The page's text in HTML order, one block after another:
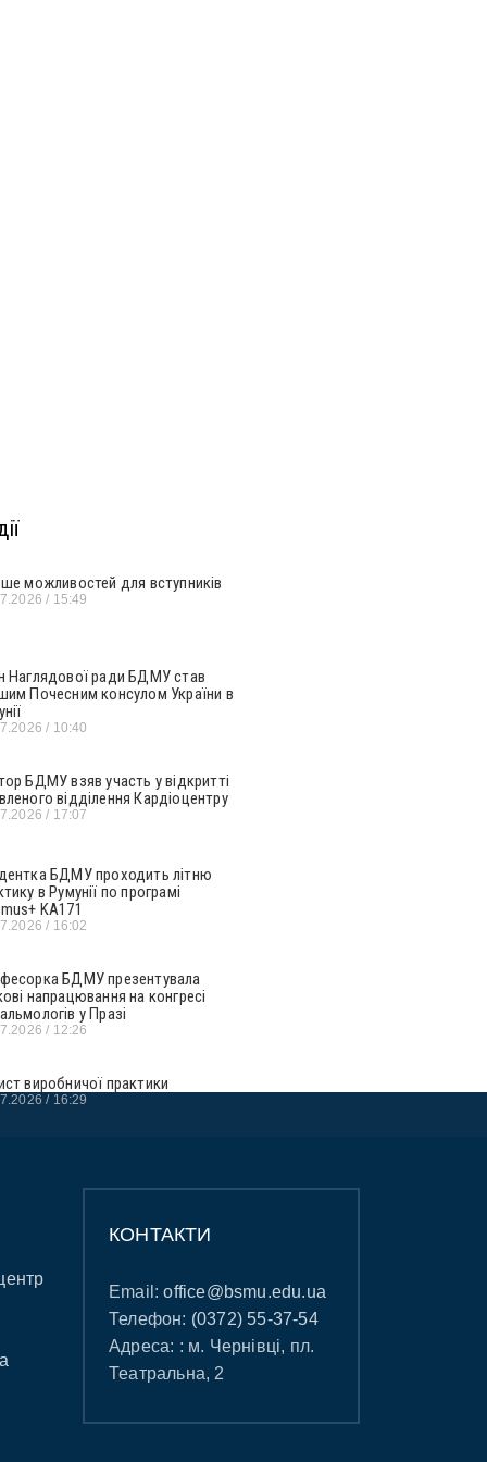
можливостей для вступників
15:49
Наглядової ради БДМУ став
Почесним консулом України в
10:40
БДМУ взяв участь у відкритті
відділення Кардіоцентру
17:07
БДМУ проходить літню
в Румунії по програмі
KA171
16:02
БДМУ презентувала
напрацювання на конгресі
у Празі
12:26
виробничої практики
16:29
КОНТАКТИ
Email:office@bsmu.edu.ua
Телефон: (0372) 55-37-54
Адреса: : м. Чернівці, пл.
Театральна, 2